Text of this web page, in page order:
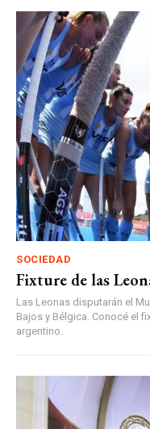
SOCIEDAD
Fixture de las
Las Leonas disputarán el
Bajos y Bélgica. Conocé el
argentino.